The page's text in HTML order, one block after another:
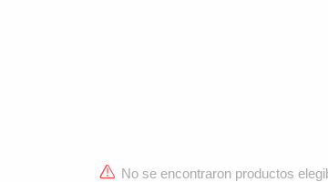
No se encontraron productos